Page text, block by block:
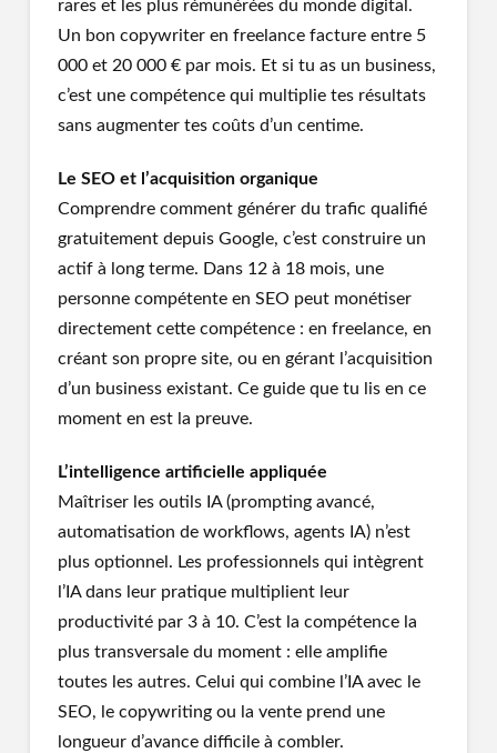
rares et les plus rémunérées du monde digital.
Un bon copywriter en freelance facture entre 5
000 et 20 000 € par mois. Et si tu as un business,
c’est une compétence qui multiplie tes résultats
sans augmenter tes coûts d’un centime.
Le SEO et l’acquisition organique
Comprendre comment générer du trafic qualifié
gratuitement depuis Google, c’est construire un
actif à long terme. Dans 12 à 18 mois, une
personne compétente en SEO peut monétiser
directement cette compétence : en freelance, en
créant son propre site, ou en gérant l’acquisition
d’un business existant. Ce guide que tu lis en ce
moment en est la preuve.
L’intelligence artificielle appliquée
Maîtriser les outils IA (prompting avancé,
automatisation de workflows, agents IA) n’est
plus optionnel. Les professionnels qui intègrent
l’IA dans leur pratique multiplient leur
productivité par 3 à 10. C’est la compétence la
plus transversale du moment : elle amplifie
toutes les autres. Celui qui combine l’IA avec le
SEO, le copywriting ou la vente prend une
longueur d’avance difficile à combler.